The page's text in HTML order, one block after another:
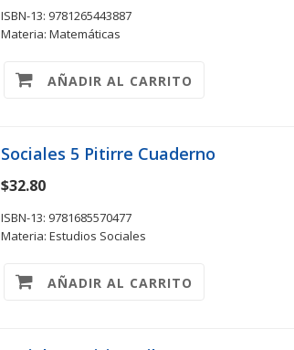
ISBN-13: 9781265443887
Materia: Matemáticas
AÑADIR AL CARRITO
Sociales 5 Pitirre Cuaderno
$32.80
ISBN-13: 9781685570477
Materia: Estudios Sociales
AÑADIR AL CARRITO